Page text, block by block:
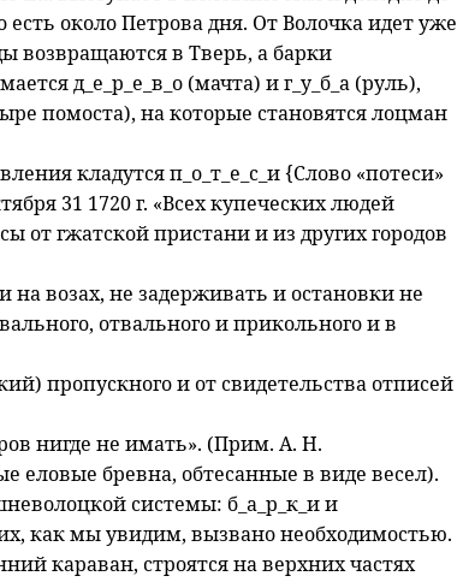
есть около Петрова дня. От Волочка идет уже
возвращаются в Тверь, а барки
д_е_р_е_в_о (мачта) и г_у_б_а (руль),
помоста), на которые становятся лоцман
кладутся п_о_т_е_с_и {Слово «потеси»
31 1720 г. «Всех купеческих людей
от гжатской пристани и из других городов
на возах, не задерживать и остановки не
отвального и прикольного и в
пропускного и от свидетельства отписей
нигде не имать». (Прим. А. Н.
еловые бревна, обтесанные в виде весел).
системы: б_а_р_к_и и
их, как мы увидим, вызвано необходимостью.
караван, строятся на верхних частях